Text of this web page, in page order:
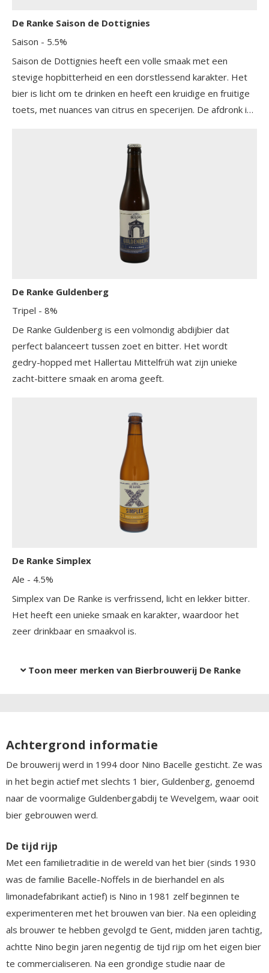
De Ranke Saison de Dottignies
Saison - 5.5%
Saison de Dottignies heeft een volle smaak met een
stevige hopbitterheid en een dorstlessend karakter. Het
bier is licht om te drinken en heeft een kruidige en fruitige
toets, met nuances van citrus en specerijen. De afdronk is
De Ranke Guldenberg
Tripel - 8%
De Ranke Guldenberg is een volmondig abdijbier dat
perfect balanceert tussen zoet en bitter. Het wordt
gedry-hopped met Hallertau Mittelfrüh wat zijn unieke
zacht-bittere smaak en aroma geeft.
De Ranke Simplex
Ale - 4.5%
Simplex van De Ranke is verfrissend, licht en lekker bitter.
Het heeft een unieke smaak en karakter, waardoor het
zeer drinkbaar en smaakvol is.
Toon meer merken van Bierbrouwerij De Ranke
Achtergrond informatie
De brouwerij werd in 1994 door Nino Bacelle gesticht. Ze was
in het begin actief met slechts 1 bier, Guldenberg, genoemd
naar de voormalige Guldenbergabdij te Wevelgem, waar ooit
bier gebrouwen werd.
De tijd rijp
Met een familietraditie in de wereld van het bier (sinds 1930
was de familie Bacelle-Noffels in de bierhandel en als
limonadefabrikant actief) is Nino in 1981 zelf beginnen te
experimenteren met het brouwen van bier. Na een opleiding
als brouwer te hebben gevolgd te Gent, midden jaren tachtig,
achtte Nino begin jaren negentig de tijd rijp om het eigen bier
te commercialiseren. Na een grondige studie naar de